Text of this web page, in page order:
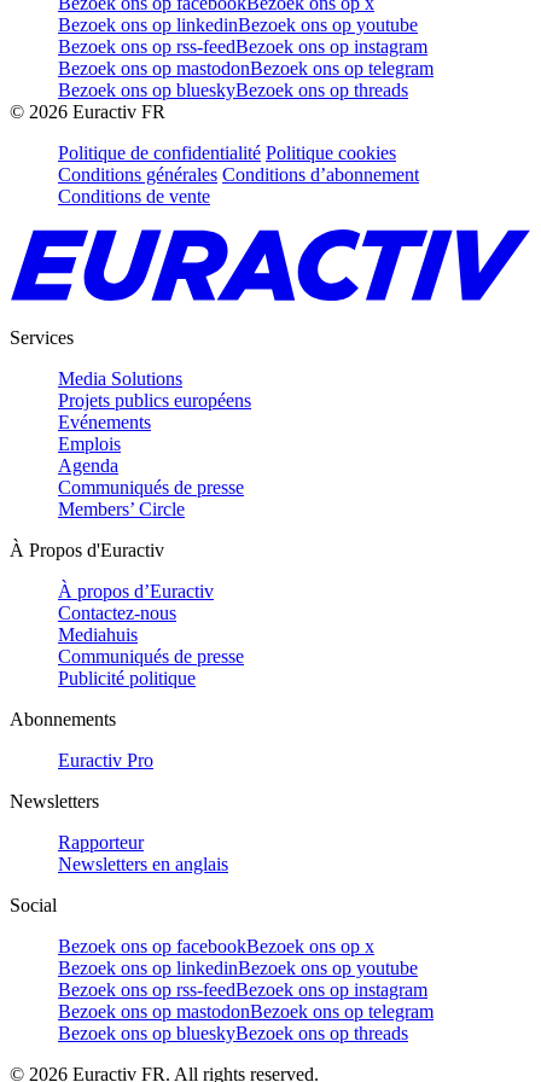
Bezoek ons op linkedinBezoek ons op youtube
Bezoek ons op rss-feedBezoek ons op instagram
Bezoek ons op mastodonBezoek ons op telegram
Bezoek ons op blueskyBezoek ons op threads
© 2026 Euractiv FR
Politique de confidentialité Politique cookies
Conditions générales Conditions d’abonnement
Conditions de vente
Services
Media Solutions
Projets publics européens
Evénements
Emplois
Agenda
Communiqués de presse
Members’ Circle
À Propos d'Euractiv
À propos d’Euractiv
Contactez-nous
Mediahuis
Communiqués de presse
Publicité politique
Abonnements
Euractiv Pro
Newsletters
Rapporteur
Newsletters en anglais
Social
Bezoek ons op facebookBezoek ons op x
Bezoek ons op linkedinBezoek ons op youtube
Bezoek ons op rss-feedBezoek ons op instagram
Bezoek ons op mastodonBezoek ons op telegram
Bezoek ons op blueskyBezoek ons op threads
© 2026 Euractiv FR. All rights reserved.